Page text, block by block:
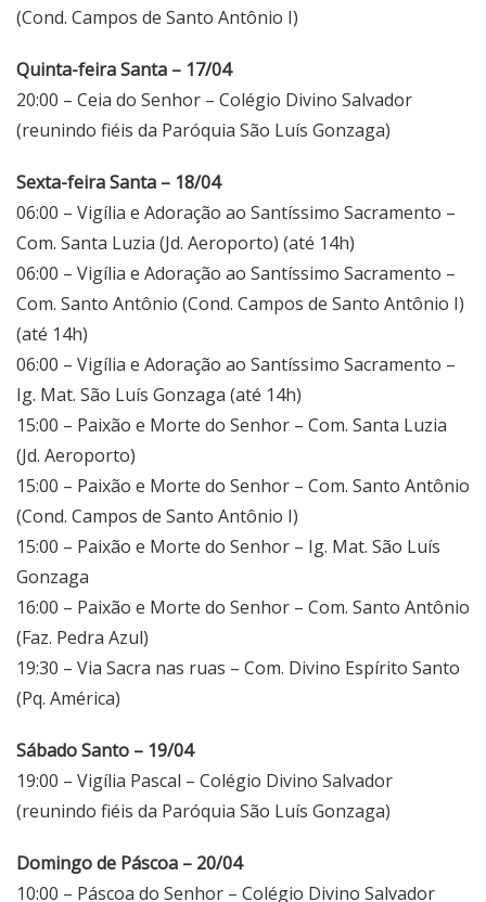
(Cond. Campos de Santo Antônio I)
Quinta-feira Santa – 17/04
20:00 – Ceia do Senhor – Colégio Divino Salvador
(reunindo fiéis da Paróquia São Luís Gonzaga)
Sexta-feira Santa – 18/04
06:00 – Vigília e Adoração ao Santíssimo Sacramento –
Com. Santa Luzia (Jd. Aeroporto) (até 14h)
06:00 – Vigília e Adoração ao Santíssimo Sacramento –
Com. Santo Antônio (Cond. Campos de Santo Antônio I)
(até 14h)
06:00 – Vigília e Adoração ao Santíssimo Sacramento –
Ig. Mat. São Luís Gonzaga (até 14h)
15:00 – Paixão e Morte do Senhor – Com. Santa Luzia
(Jd. Aeroporto)
15:00 – Paixão e Morte do Senhor – Com. Santo Antônio
(Cond. Campos de Santo Antônio I)
15:00 – Paixão e Morte do Senhor – Ig. Mat. São Luís
Gonzaga
16:00 – Paixão e Morte do Senhor – Com. Santo Antônio
(Faz. Pedra Azul)
19:30 – Via Sacra nas ruas – Com. Divino Espírito Santo
(Pq. América)
Sábado Santo – 19/04
19:00 – Vigília Pascal – Colégio Divino Salvador
(reunindo fiéis da Paróquia São Luís Gonzaga)
Domingo de Páscoa – 20/04
10:00 – Páscoa do Senhor – Colégio Divino Salvador